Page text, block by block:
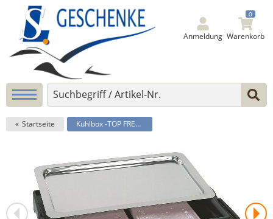
Anmeldung
0
Warenkorb
Startseite Kühlbox -TOP FRESH GN 1/1-